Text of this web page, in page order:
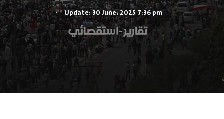
. Update: 30 June، 2025 7:36 pm